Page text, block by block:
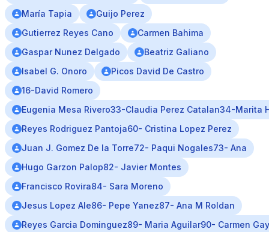
María Tapia
Guijo Perez
Gutierrez Reyes Cano
Carmen Bahima
Gaspar Nunez Delgado
Beatriz Galiano
Isabel G. Onoro
Picos David De Castro
16-David Romero
Eugenia Mesa Rivero33-Claudia Perez Catalan34-Marita
Reyes Rodriguez Pantoja60- Cristina Lopez Perez
Juan J. Gomez De la Torre72- Paqui Nogales73- Ana
Hugo Garzon Palop82- Javier Montes
Francisco Rovira84- Sara Moreno
Jesus Lopez Ale86- Pepe Yanez87- Ana M Roldan
Reyes Garcia Dominguez89- Maria Aguilar90- Carmen